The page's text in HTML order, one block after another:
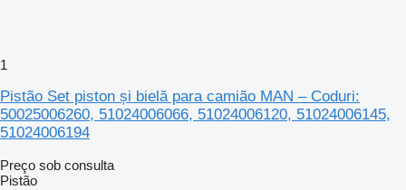
1
Pistão Set piston și bielă para camião MAN – Coduri:
50025006260, 51024006066, 51024006120, 51024006145,
51024006194
Preço sob consulta
Pistão